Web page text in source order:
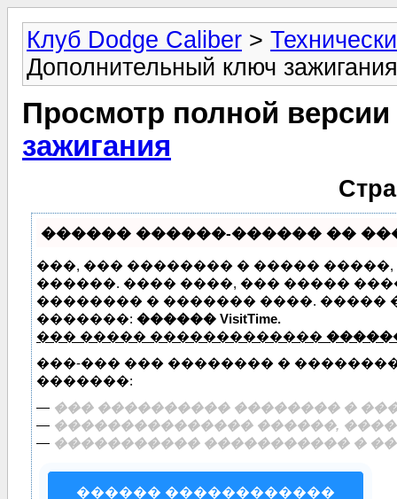
Клуб Dodge Caliber >
Дополнительный ключ зажигания
Просмотр полной
зажигания
������ ������-������ ��
���, ��� �������� � �����
������. ���� ����, ��� �����
�������� � ������� ����.
�������: ������ VisitTime.
��� ����� �������������
���-��� ��� �������� �
�������:
— ��� ���������� �������� �
— ��������������� ������,
— ����������� ����������� �
������ ������������